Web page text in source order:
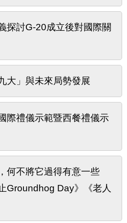
探討G-20成立後對國際關
大」與未來局勢發展
際禮儀示範暨西餐禮儀示
何不將它過得有意一些
Groundhog Day》《老人